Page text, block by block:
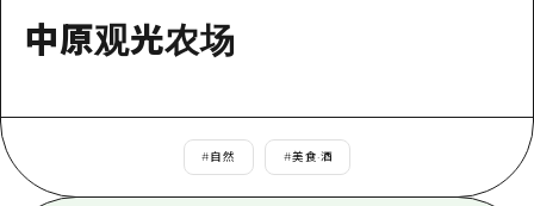
标准
治愈
自然
短途旅行
一日游
1晚2天
爱媛
岛根
超值的游览门票
广岛免费无线上网
中原观光农场
#自然 #美食·酒